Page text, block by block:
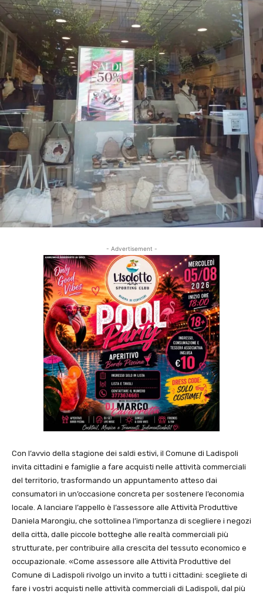
- Advertisement -
Con l’avvio della stagione dei saldi estivi, il Comune di Ladispoli
invita cittadini e famiglie a fare acquisti nelle attività commerciali
del territorio, trasformando un appuntamento atteso dai
consumatori in un’occasione concreta per sostenere l’economia
locale. A lanciare l’appello è l’assessore alle Attività Produttive
Daniela Marongiu, che sottolinea l’importanza di scegliere i negozi
della città, dalle piccole botteghe alle realtà commerciali più
strutturate, per contribuire alla crescita del tessuto economico e
occupazionale. «Come assessore alle Attività Produttive del
Comune di Ladispoli rivolgo un invito a tutti i cittadini: scegliete di
fare i vostri acquisti nelle attività commerciali di Ladispoli, dal più